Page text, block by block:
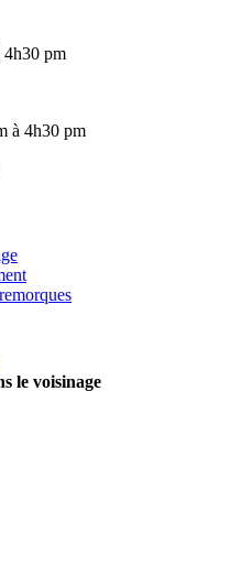
4h30 pm
à 4h30 pm
le voisinage